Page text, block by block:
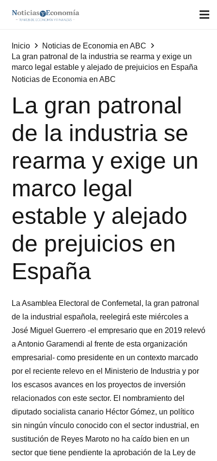
Inicio
Noticias de Economia en ABC
La gran patronal de la industria se rearma y exige un
marco legal estable y alejado de prejuicios en España
Noticias de Economia en ABC
La gran patronal
de la industria se
rearma y exige un
marco legal
estable y alejado
de prejuicios en
España
La Asamblea Electoral de Confemetal, la gran patronal
de la industrial española, reelegirá este miércoles a
José Miguel Guerrero -el empresario que en 2019 relevó
a Antonio Garamendi al frente de esta organización
empresarial- como presidente en un contexto marcado
por el reciente relevo en el Ministerio de Industria y por
los escasos avances en los proyectos de inversión
relacionados con este sector. El nombramiento del
diputado socialista canario Héctor Gómez, un político
sin ningún vínculo conocido con el sector industrial, en
sustitución de Reyes Maroto no ha caído bien en un
sector que tiene pendiente la aprobación de la Ley de